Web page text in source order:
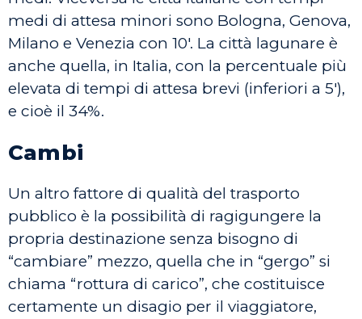
medi di attesa minori sono Bologna, Genova,
Milano e Venezia con 10′. La città lagunare è
anche quella, in Italia, con la percentuale più
elevata di tempi di attesa brevi (inferiori a 5′),
e cioè il 34%.
Cambi
Un altro fattore di qualità del trasporto
pubblico è la possibilità di ragigungere la
propria destinazione senza bisogno di
“cambiare” mezzo, quella che in “gergo” si
chiama “rottura di carico”, che costituisce
certamente un disagio per il viaggiatore,